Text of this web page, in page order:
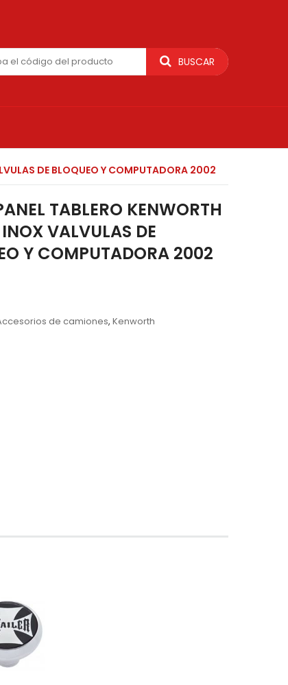
BUSCAR
DE BLOQUEO Y COMPUTADORA 2002
TABLERO KENWORTH
VALVULAS DE
Y COMPUTADORA 2002
de camiones, Kenworth